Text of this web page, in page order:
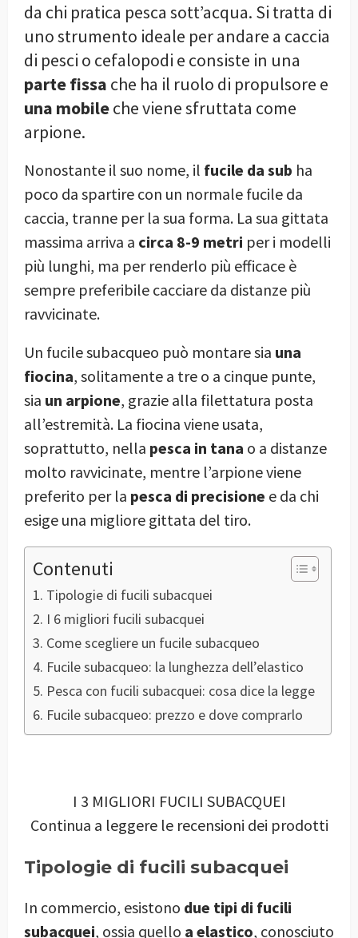
da chi pratica pesca sott’acqua. Si tratta di
uno strumento ideale per andare a caccia
di pesci o cefalopodi e consiste in una
parte fissa che ha il ruolo di propulsore e
una mobileche viene sfruttata come
arpione.
Nonostante il suo nome, il fucile da sub ha
poco da spartire con un normale fucile da
caccia, tranne per la sua forma. La sua gittata
massima arriva a circa 8-9 metri per i modelli
più lunghi, ma per renderlo più efficace è
sempre preferibile cacciare da distanze più
ravvicinate.
Un fucile subacqueo può montare sia una
fiocina, solitamente a tre o a cinque punte,
sia un arpione, grazie alla filettatura posta
all’estremità. La fiocina viene usata,
soprattutto, nella pesca in tana o a distanze
molto ravvicinate, mentre l’arpione viene
preferito per la pesca di precisione e da chi
esige una migliore gittata del tiro.
Contenuti
Tipologie di fucili subacquei
I 6 migliori fucili subacquei
Come scegliere un fucile subacqueo
Fucile subacqueo: la lunghezza dell’elastico
Pesca con fucili subacquei: cosa dice la legge
Fucile subacqueo: prezzo e dove comprarlo
I 3 MIGLIORI FUCILI SUBACQUEI
Continua a leggere le recensioni dei prodotti
Tipologie di fucili subacquei
In commercio, esistono due tipi di fucili
subacquei, ossia quello a elastico, conosciuto